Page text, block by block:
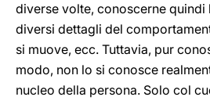
diverse volte, conoscerne quindi
diversi dettagli del
si muove, ecc. Tuttavia, pur
modo, non lo si conosce
nucleo della persona. Solo col